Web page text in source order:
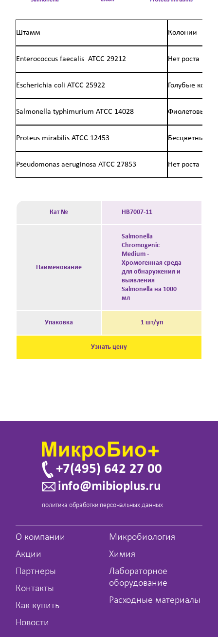
Штамм Колонии
Enterococcus faecalis ATCC 29212 Нет роста
Escherichia coli ATCC 25922 Голубые
Salmonella typhimurium ATCC 14028 Фиолетовые
Proteus mirabilis ATCC 12453 Бесцветные
Pseudomonas aeruginosa ATCC 27853 Нет роста
Кат № HB7007-11
Наименование
Salmonella
Chromogenic
Medium -
Хромогенная среда
для обнаружения и
выявления
Salmonella на 1000
мл
Упаковка 1 шт/уп
Узнать цену
+7(495) 642 27 00
info@mibioplus.ru
политика обработки персональных данных
О компании
Акции
Партнеры
Контакты
Как купить
Новости
Микробиология
Химия
Лабораторное
оборудование
Расходные материалы